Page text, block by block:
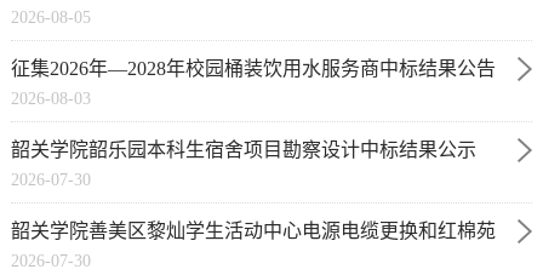
2026-08-05
征集2026年—2028年校园桶装饮用水服务商中标结果公告
2026-08-03
韶关学院韶乐园本科生宿舍项目勘察设计中标结果公示
2026-07-30
韶关学院善美区黎灿学生活动中心电源电缆更换和红棉苑
2026-07-30